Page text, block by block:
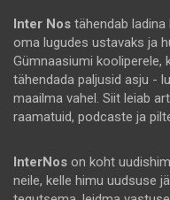
Inter Nos tähendab ladina
oma lugudes ustavaks ja
Gümnaasiumi kooliperele,
tähendada paljusid asju -
maailma vahel. Siit leiab
raamatuid, podcaste ja
InterNos on koht
neile, kelle himu uudsuse